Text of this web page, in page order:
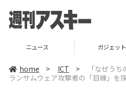
ニュース ガジェット
home > ICT >
「なぜう
ランサムウェア攻撃者の「目線」を